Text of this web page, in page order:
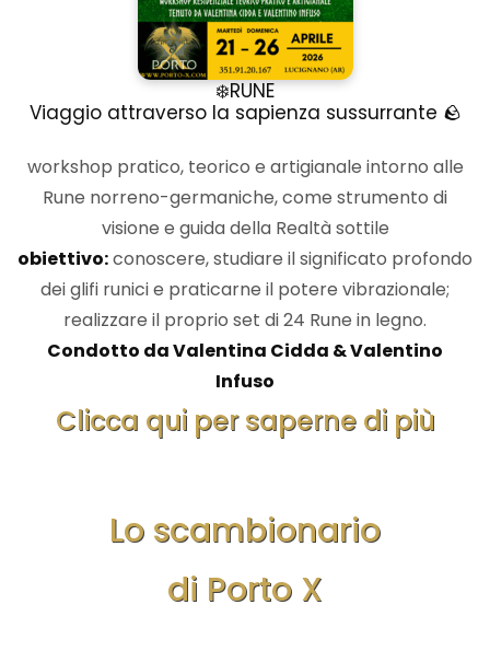
❄️RUNE
Viaggio attraverso la sapienza sussurrante 🪨
workshop pratico, teorico e artigianale intorno alle
Rune norreno-germaniche, come strumento di
visione e guida della Realtà sottile
obiettivo:conoscere, studiare il significato profondo
dei glifi runici e praticarne il potere vibrazionale;
realizzare il proprio set di 24 Rune in legno.
Condotto da Valentina Cidda & Valentino
Infuso
Clicca qui per saperne di più
Lo scambionario
di Porto X